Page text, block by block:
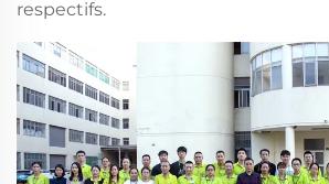
respectifs.